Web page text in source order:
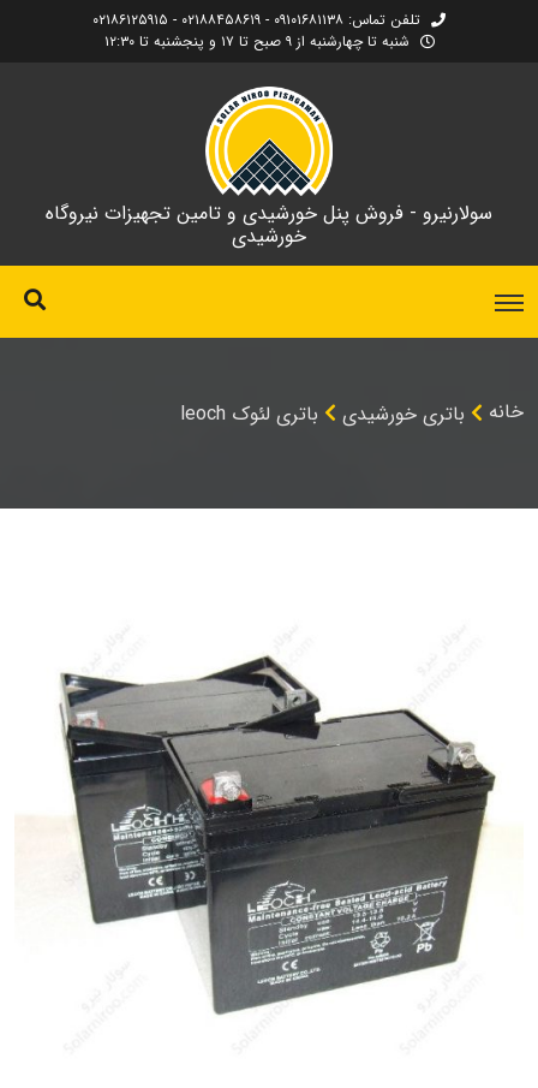
تلفن تماس: ۰۹۱۰۱۶۸۱۱۳۸ - ۰۲۱۸۸۴۵۸۶۱۹ - ۰۲۱۸۶۱۲۵۹۱۵
شنبه تا چهارشنبه از ۹ صبح تا ۱۷ و پنجشنبه تا ۱۲:۳۰
سولارنیرو - فروش پنل خورشیدی و تامین تجهیزات نیروگاه
خورشیدی
خانه باتری خورشیدی باتری لئوک leoch